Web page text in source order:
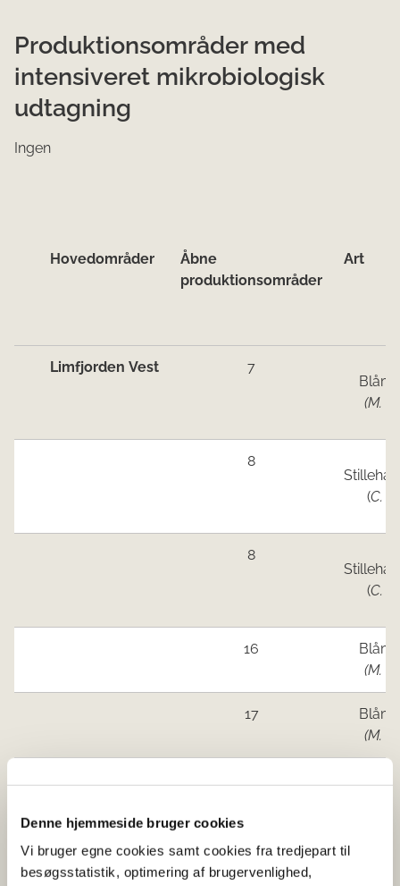
Denne hjemmeside bruger cookies
Vi bruger egne cookies samt cookies fra tredjepart til
besøgsstatistik, optimering af brugervenlighed,
Produktionsområder med
intensiveret mikrobiologisk
udtagning
Ingen
Hove​d​​områder
Åbne
produktionsområder
Art
Limfjorden Vest
7
(M.
8
(C.
8
(C.
16
(M.
17
(M.
22